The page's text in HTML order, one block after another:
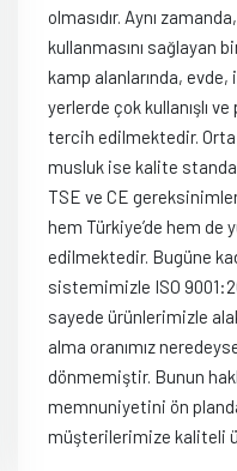
olmasıdır. Aynı
kullanmasını sağlayan
kamp alanlarında,
yerlerde çok kullanışlı
tercih edilmektedir. Orta
musluk ise kalite
TSE ve CE
hem Türkiye’de hem de
edilmektedir. Bugüne
sistemimizle ISO
sayede ürünlerimizle
alma oranımız
dönmemiştir. Bunun
memnuniyetini ön
müşterilerimize kaliteli